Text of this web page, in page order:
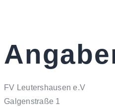
FV Leutershausen e.V
Galgenstraße 1